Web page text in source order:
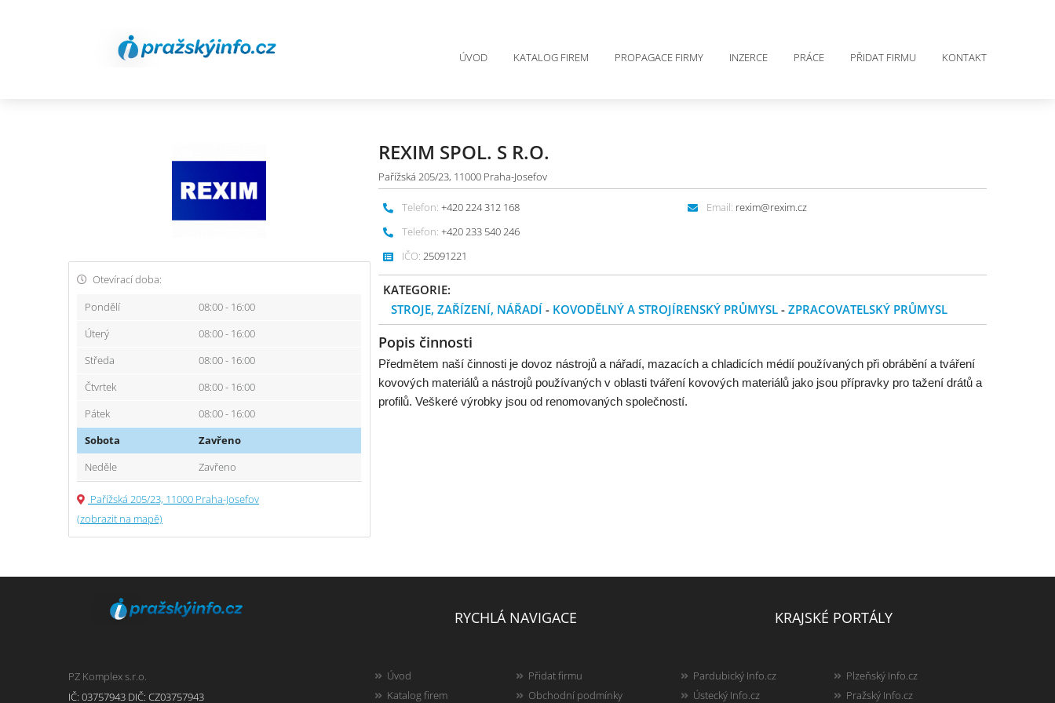
ÚVOD KATALOG FIREM PROPAGACE FIRMY INZERCE PRÁCE PŘIDAT FIRMU KONTAKT
REXIM SPOL. S R.O.
Pařížská 205/23, 11000 Praha-Josefov
Telefon: +420 224 312 168
Telefon: +420 233 540 246
IČO: 25091221
Email: rexim@rexim.cz
KATEGORIE:
STROJE, ZAŘÍZENÍ, NÁŘADÍ - KOVODĚLNÝ A STROJÍRENSKÝ PRŮMYSL -ZPRACOVATELSKÝ PRŮMYSL
Popis činnosti
Předmětem naší činnosti je dovoz nástrojů a nářadí, mazacích a chladicích médií používaných při obrábění a tváření
kovových materiálů a nástrojů používaných v oblasti tváření kovových materiálů jako jsou přípravky pro tažení drátů a
profilů. Veškeré výrobky jsou od renomovaných společností.
Otevírací doba:
Pondělí
08:00 - 16:00
Úterý
08:00 - 16:00
Středa
08:00 - 16:00
Čtvrtek
08:00 - 16:00
Pátek
08:00 - 16:00
Sobota
Zavřeno
Neděle
Zavřeno
Pařížská 205/23, 11000 Praha-Josefov
(zobrazit na mapě)
PZ Komplex s.r.o.
IČ: 03757943 DIČ: CZ03757943
RYCHLÁ NAVIGACE
Úvod
Katalog firem
Přidat firmu
Obchodní podmínky
KRAJSKÉ PORTÁLY
Pardubický Info.cz
Ústecký Info.cz
Plzeňský Info.cz
Pražský Info.cz